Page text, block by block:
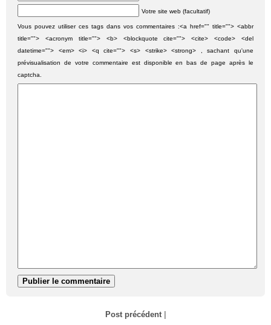
Votre site web (facultatif)
Vous pouvez utiliser ces tags dans vos commentaires :<a href="" title=""> <abbr
title=""> <acronym title=""> <b> <blockquote cite=""> <cite> <code> <del
datetime=""> <em> <i> <q cite=""> <s> <strike> <strong> , sachant qu'une
prévisualisation de votre commentaire est disponible en bas de page après le
captcha.
Post précédent|